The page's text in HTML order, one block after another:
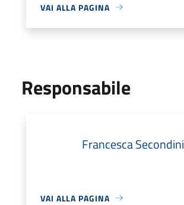
VAI ALLA PAGINA
Responsabile
Francesca Secondini
VAI ALLA PAGINA